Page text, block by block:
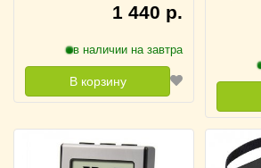
1 440 р.
в наличии на завтра
В корзину